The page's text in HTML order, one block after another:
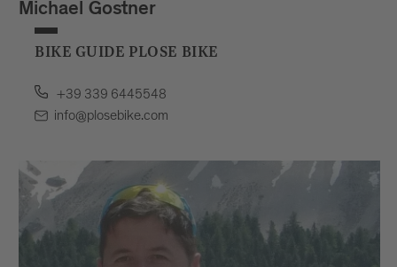
Michael Gostner
BIKE GUIDE PLOSE BIKE
+39 339 6445548
info@plosebike.com